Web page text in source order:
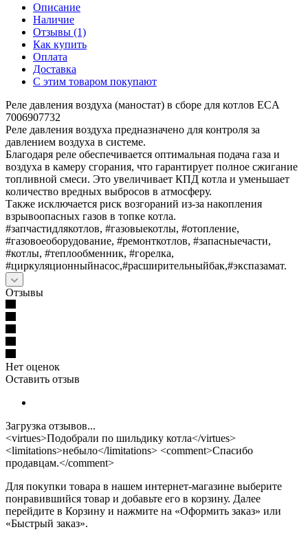
Описание
Наличие
Отзывы (1)
Как купить
Оплата
Доставка
С этим товаром покупают
Реле давления воздуха (маностат) в сборе для котлов ECA
7006907732
Реле давления воздуха предназначено для контроля за
давлением воздуха в системе.
Благодаря реле обеспечивается оптимальная подача газа и
воздуха в камеру сгорания, что гарантирует полное сжигание
топливной смеси. Это увеличивает КПД котла и уменьшает
количество вредных выбросов в атмосферу.
Также исключается риск возгораний из-за накопления
взрывоопасных газов в топке котла.
#запчастидлякотлов, #газовыекотлы, #отопление,
#газовоеоборудование, #ремонткотлов, #запасныечасти,
#котлы, #теплообменник, #горелка,
#циркуляционныйнасос,#расширительныйбак,#экспазамат.
Отзывы
Нет оценок
Оставить отзыв
Загрузка отзывов...
<virtues>Подобрали по шильдику котла</virtues>
<limitations>небыло</limitations> <comment>Спасибо
продавцам.</comment>
Для покупки товара в нашем интернет-магазине выберите
понравившийся товар и добавьте его в корзину. Далее
перейдите в Корзину и нажмите на «Оформить заказ» или
«Быстрый заказ».